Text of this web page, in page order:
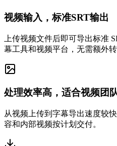
视频输入，标准SRT输出
上传视频文件后即可导出标准
幕工具和视频平台，无需额外转
处理效率高，适合视频团
从视频上传到字幕导出速度较
容和内部视频按计划交付。